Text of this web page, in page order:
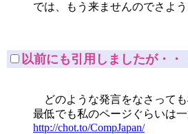
では、もう来ませんのでさよう
以前にも引用しましたが・・
どのような発言をなさっても
最低でも私のページぐらいは
http://chot.to/CompJapan/